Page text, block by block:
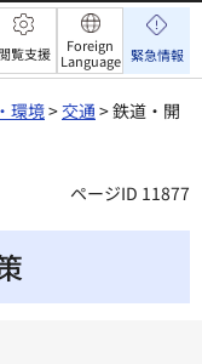
閲覧支援
Foreign
Language 緊急情報
環境>交通> 鉄道・開
ページID 11877